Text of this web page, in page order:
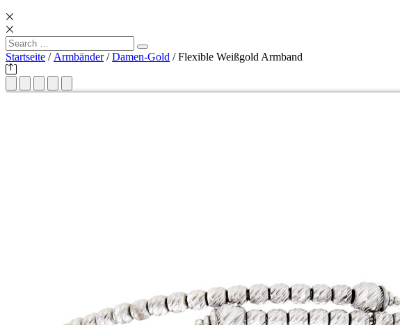
Search
for:
Search
Startseite / Armbänder/Damen-Gold / Flexible Weißgold Armband